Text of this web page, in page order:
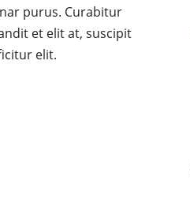
purus. Curabitur
et elit at, suscipit
elit.